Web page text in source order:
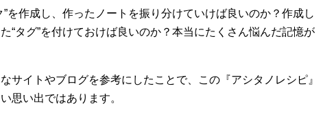
を作成し、作ったノートを振り分けていけば良いのか？作成し
“タグ”を付けておけば良いのか？本当にたくさん悩んだ記憶が
サイトやブログを参考にしたことで、この『アシタノレシピ』
思い出ではあります。